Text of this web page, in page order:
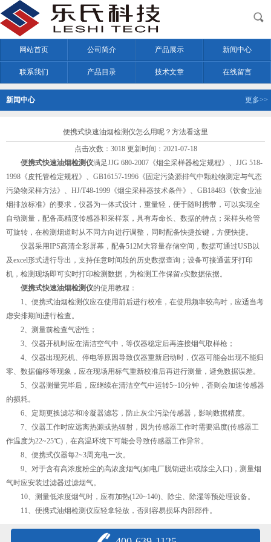
网站首页 公司简介 产品展示 新闻中心
联系我们 产品目录 技术文章 在线留言
新闻中心 更多>>
便携式快速油烟检测仪怎么用呢？方法看这里
点击次数：3018 更新时间：2021-07-18
便携式快速油烟检测仪满足JJG 680-2007《烟尘采样器检定规程》、JJG 518-
1998《皮托管检定规程》、GB16157-1996《固定污染源排气中颗粒物测定与气态
污染物采样方法》、HJ/T48-1999《烟尘采样器技术条件》、GB18483《饮食业油
烟排放标准》的要求，仪器为一体式设计，重量轻，便于随时携带，可以实现全
自动测量，配备高精度传感器和采样泵，具有寿命长、数据的特点；采样头枪管
可旋转，在检测烟道时从不同方向进行调整，同时配备快捷按键，方便快捷。
仪器采用IPS高清全彩屏幕，配备512M大容量存储空间，数据可通过USB以
及excel形式进行导出，支持任意时间段的历史数据查询；设备可接通蓝牙打印
机，检测现场即可实时打印检测数据，为检测工作保留z实数据依据。
便携式快速油烟检测仪的使用教程：
1、便携式油烟检测仪应在使用前后进行校准，在使用频率较高时，应适当考
虑安排期间进行检查。
2、测量前检查气密性；
3、仪器开机时应在清洁空气中，等仪器稳定后再连接烟气取样枪；
4、仪器出现死机、停电等原因导致仪器重新启动时，仪器可能会出现不能归
零、数据偏移等现象，应在现场用标气重新校准后再进行测量，避免数据误差。
5、仪器测量完毕后，应继续在清洁空气中运转5~10分钟，否则会加速传感器
的损耗。
6、定期更换滤芯和冷凝器滤芯，防止灰尘污染传感器，影响数据精度。
7、仪器工作时应远离热源或热辐射，因为传感器工作时需要温度(传感器工
作温度为22~25℃)，在高温环境下可能会导致传感器工作异常。
8、便携式仪器每2~3周充电一次。
9、对于含有高浓度粉尘的高浓度烟气(如电厂脱销进出或除尘入口)，测量烟
气时应安装过滤器过滤烟气。
10、测量低浓度烟气时，应有加热(120~140)、除尘、除湿等预处理设备。
11、便携式油烟检测仪应轻拿轻放，否则容易损坏内部部件。